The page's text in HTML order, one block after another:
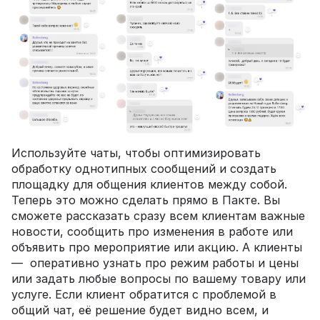
Используйте чаты, чтобы оптимизировать
обработку однотипных сообщений и создать
площадку для общения клиентов между собой.
Теперь это можно сделать прямо в Пакте. Вы
сможете рассказать сразу всем клиентам важные
новости, сообщить про изменения в работе или
объявить про мероприятие или акцию. А клиенты
— оперативно узнать про режим работы и цены
или задать любые вопросы по вашему товару или
услуге. Если клиент обратится с проблемой в
общий чат, её решение будет видно всем, и